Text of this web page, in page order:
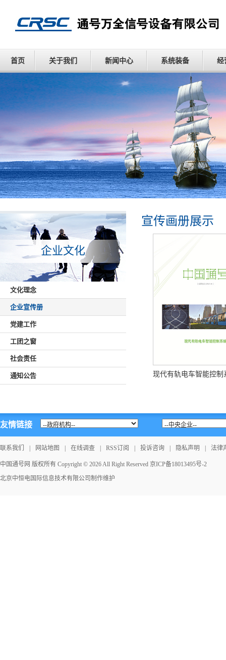
首页 关于我们 新闻中心 系统装备 经
企业文化
文化理念
企业宣传册
党建工作
工团之窗
社会责任
通知公告
宣传画册展示
现代有轨电车智能控制
友情链接
联系我们 网站地图 在线调查 RSS订阅 投诉咨询 隐私声明 法律
中国通号网 版权所有 Copyright © 2026 All Right Reserved 京ICP备18013495号-2
北京中恒电国际信息技术有限公司 制作维护